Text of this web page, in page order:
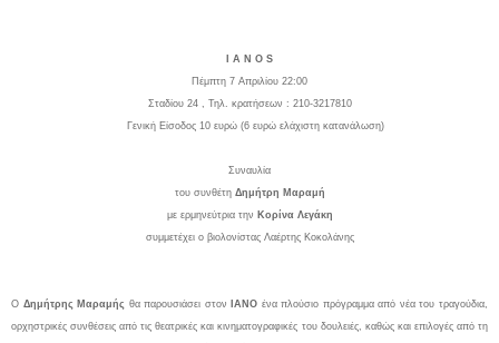
A N O S
Πέμπτη 7 Απριλίου 22:00
Σταδίου 24 , Τηλ. κρατήσεων : 210-3217810
Γενική Είσοδος 10 ευρώ (6 ευρώ ελάχιστη κατανάλωση)
Συναυλία
του συνθέτη Δημήτρη Μαραμή
με ερμηνεύτρια την Κορίνα Λεγάκη
συμμετέχει ο βιολονίστας Λαέρτης Κοκολάνης
Ο Δημήτρης Μαραμής θα παρουσιάσει στον ΙΑΝΟ ένα πλούσιο πρόγραμμα από νέα του τραγούδια,
ορχηστρικές συνθέσεις από τις θεατρικές και κινηματογραφικές του δουλειές, καθώς και επιλογές από τη